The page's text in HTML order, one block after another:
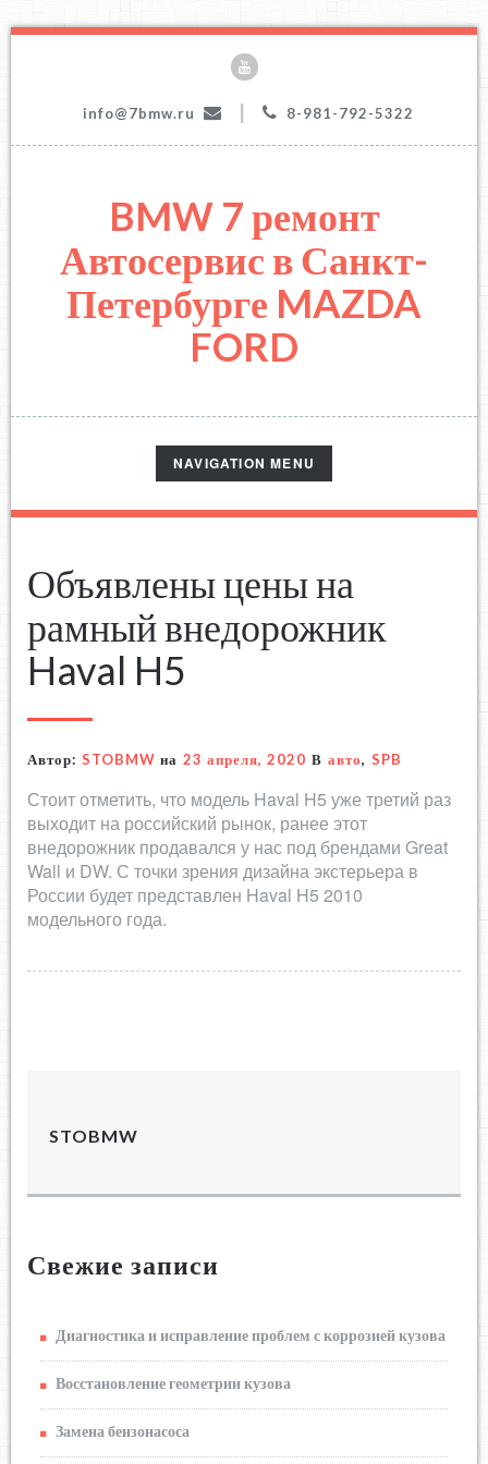
info@7bmw.ru 8-981-792-5322
BMW 7 ремонт
Автосервис в Санкт-
Петербурге MAZDA
FORD
TOGGLE
NAVIGATION
NAVIGATION MENU
Объявлены цены на
рамный внедорожник
Haval H5
Автор: STOBMW на 23 апреля, 2020 В авто, SPB
Стоит отметить, что модель Haval H5 уже третий раз
выходит на российский рынок, ранее этот
внедорожник продавался у нас под брендами Great
Wall и DW. С точки зрения дизайна экстерьера в
России будет представлен Haval H5 2010
модельного года.
STOBMW
Свежие записи
Диагностика и исправление проблем с коррозией кузова
Восстановление геометрии кузова
Замена бензонасоса